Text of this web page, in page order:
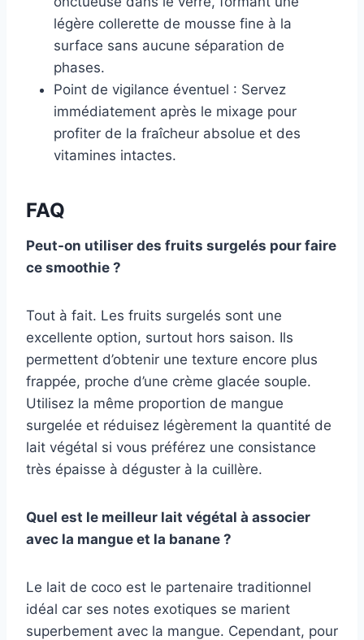
légère collerette de mousse fine à la
surface sans aucune séparation de
phases.
Point de vigilance éventuel : Servez
immédiatement après le mixage pour
profiter de la fraîcheur absolue et des
vitamines intactes.
FAQ
Peut-on utiliser des fruits surgelés pour faire
ce smoothie ?
Tout à fait. Les fruits surgelés sont une
excellente option, surtout hors saison. Ils
permettent d’obtenir une texture encore plus
frappée, proche d’une crème glacée souple.
Utilisez la même proportion de mangue
surgelée et réduisez légèrement la quantité de
lait végétal si vous préférez une consistance
très épaisse à déguster à la cuillère.
Quel est le meilleur lait végétal à associer
avec la mangue et la banane ?
Le lait de coco est le partenaire traditionnel
idéal car ses notes exotiques se marient
superbement avec la mangue. Cependant, pour